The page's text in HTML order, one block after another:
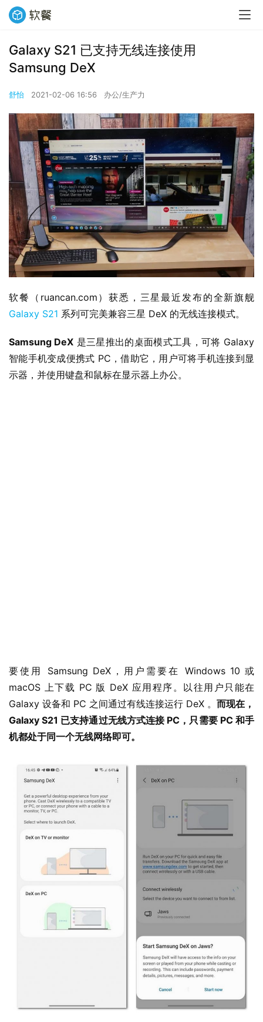
业
件
Galaxy S21 已支持无线连接使用
Samsung DeX
舒怡 2021-02-06 16:56 办公/生产力
Galaxy S21 系列可完美兼容三星 DeX 的无线连接模式。
Samsung DeX 是三星推出的桌面模式工具，可将 Galaxy
智能手机变成便携式 PC，借助它，用户可将手机连接到显
示器，并使用键盘和鼠标在显示器上办公。
要使用 Samsung DeX，用户需要在 Windows 10 或
macOS 上下载 PC 版 DeX 应用程序。以往用户只能在
Galaxy 设备和 PC 之间通过有线连接运行 DeX 。 而现在，
Galaxy S21 已支持通过无线方式连接 PC，只需要 PC 和手
机都处于同一个无线网络即可。